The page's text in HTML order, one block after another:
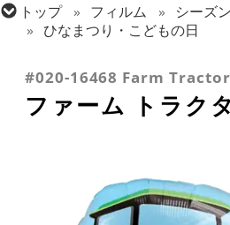
トップ フィルム
シーズ
ひなまつり・こどもの日
#020-16468 Farm Tractor
ファーム トラク